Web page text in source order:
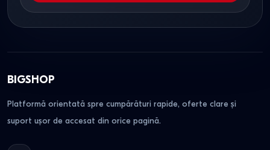
BIGSHOP
Platformă orientată spre cumpărături rapide, oferte clare și
suport ușor de accesat din orice pagină.